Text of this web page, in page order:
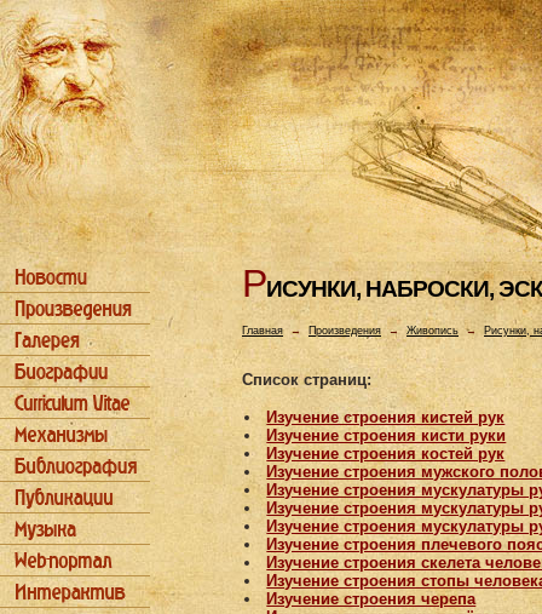
РИСУHКИ, HАБРОСКИ,
Главная→ Произведения → Живопись → Рисунки,
Список страниц:
Изучение строения кистей рук
Изучение строения кисти руки
Изучение строения костей рук
Изучение строения мужского
Изучение строения мускулатуры
Изучение строения мускулатуры
Изучение строения мускулатуры
Изучение строения плечевого
Изучение строения скелета
Изучение строения стопы
Изучение строения черепа